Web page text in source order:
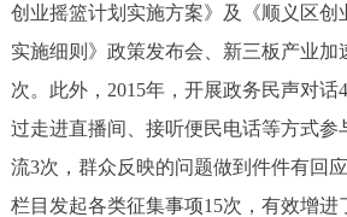
创业摇篮计划实施方案》及《顺义区创
实施细则》政策发布会、新三板产业加
次。此外，2015年，开展政务民声对话
过走进直播间、接听便民电话等方式参
流3次，群众反映的问题做到件件有回
栏目发起各类征集事项15次，有效增进